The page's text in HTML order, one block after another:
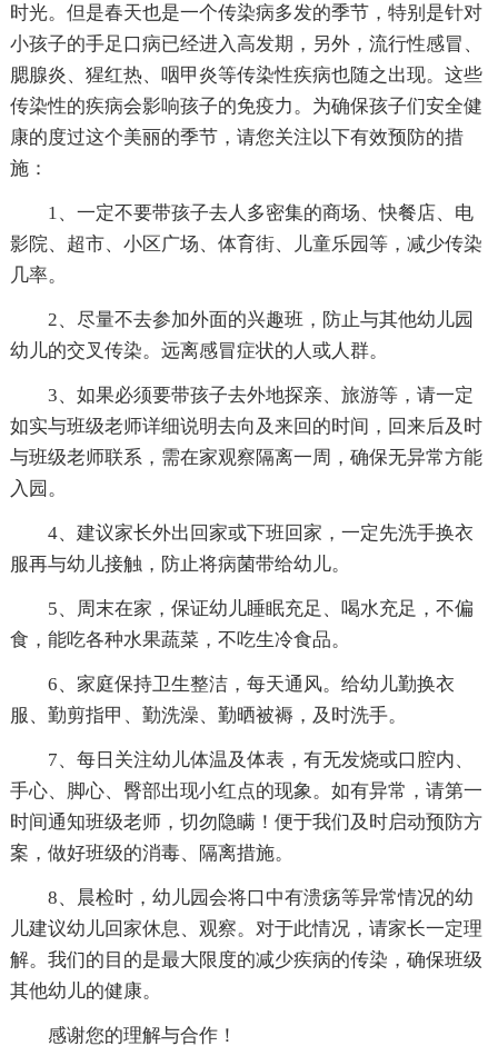
时光。但是春天也是一个传染病多发的季节，特别是针对
小孩子的手足口病已经进入高发期，另外，流行性感冒、
腮腺炎、猩红热、咽甲炎等传染性疾病也随之出现。这些
传染性的疾病会影响孩子的免疫力。为确保孩子们安全健
康的度过这个美丽的季节，请您关注以下有效预防的措
施：
1、一定不要带孩子去人多密集的商场、快餐店、电
影院、超市、小区广场、体育街、儿童乐园等，减少传染
几率。
2、尽量不去参加外面的兴趣班，防止与其他幼儿园
幼儿的交叉传染。远离感冒症状的人或人群。
3、如果必须要带孩子去外地探亲、旅游等，请一定
如实与班级老师详细说明去向及来回的时间，回来后及时
与班级老师联系，需在家观察隔离一周，确保无异常方能
入园。
4、建议家长外出回家或下班回家，一定先洗手换衣
服再与幼儿接触，防止将病菌带给幼儿。
5、周末在家，保证幼儿睡眠充足、喝水充足，不偏
食，能吃各种水果蔬菜，不吃生冷食品。
6、家庭保持卫生整洁，每天通风。给幼儿勤换衣
服、勤剪指甲、勤洗澡、勤晒被褥，及时洗手。
7、每日关注幼儿体温及体表，有无发烧或口腔内、
手心、脚心、臀部出现小红点的现象。如有异常，请第一
时间通知班级老师，切勿隐瞒！便于我们及时启动预防方
案，做好班级的消毒、隔离措施。
8、晨检时，幼儿园会将口中有溃疡等异常情况的幼
儿建议幼儿回家休息、观察。对于此情况，请家长一定理
解。我们的目的是最大限度的减少疾病的传染，确保班级
其他幼儿的健康。
感谢您的理解与合作！